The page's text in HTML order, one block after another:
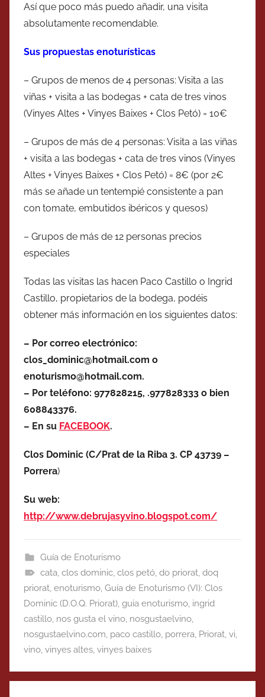
Así que poco más puedo añadir, una visita
absolutamente recomendable.
Sus propuestas enoturísticas
– Grupos de menos de 4 personas: Visita a las
viñas + visita a las bodegas + cata de tres vinos
(Vinyes Altes + Vinyes Baixes + Clos Petó) = 10€
– Grupos de más de 4 personas: Visita a las viñas
+ visita a las bodegas + cata de tres vinos (Vinyes
Altes + Vinyes Baixes + Clos Petó) = 8€ (por 2€
más se añade un tentempié consistente a pan
con tomate, embutidos ibéricos y quesos)
– Grupos de más de 12 personas precios
especiales
Todas las visitas las hacen Paco Castillo o Ingrid
Castillo, propietarios de la bodega, podéis
obtener más información en los siguientes datos:
– Por correo electrónico:
clos_dominic@hotmail.com o
enoturismo@hotmail.com.
– Por teléfono: 977828215, .977828333 o bien
608843376.
– En su FACEBOOK.
Clos Dominic (C/Prat de la Riba 3. CP 43739 –
Porrera)
Su web:
http://www.debrujasyvino.blogspot.com/
Guía de Enoturismo
cata, clos dominic, clos petó, do priorat, doq
priorat, enoturismo, Guía de Enoturismo (VI): Clos
Dominic (D.O.Q. Priorat), guia enoturismo, ingrid
castillo, nos gusta el vino, nosgustaelvino,
nosgustaelvino.com, paco castillo, porrera, Priorat, vi,
vino, vinyes altes, vinyes baixes